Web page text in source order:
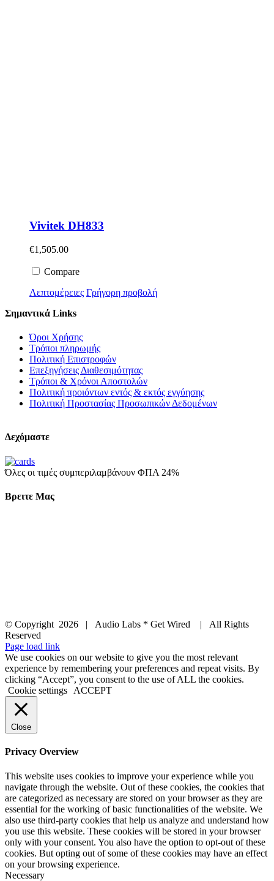
Vivitek DH833
€1,505.00
Compare
Λεπτομέρειες Γρήγορη προβολή
Σημαντικά Links
Όροι Χρήσης
Τρόποι πληρωμής
Πολιτική Επιστροφών
Επεξηγήσεις Διαθεσιμότητας
Τρόποι & Χρόνοι Αποστολών
Πολιτική προιόντων εντός & εκτός εγγύησης
Πολιτική Προστασίας Προσωπικών Δεδομένων
Δεχόμαστε
Όλες οι τιμές συμπεριλαμβάνουν ΦΠΑ 24%
Βρειτε Μας
© Copyright 2026 | Audio Labs * Get Wired | All Rights
Reserved
Facebook
Instagram
YouTube
LinkedIn
X
Page load link
We use cookies on our website to give you the most relevant
experience by remembering your preferences and repeat visits. By
clicking “Accept”, you consent to the use of ALL the cookies.
Cookie settings
ACCEPT
Close
Privacy Overview
This website uses cookies to improve your experience while you
navigate through the website. Out of these cookies, the cookies that
are categorized as necessary are stored on your browser as they are
essential for the working of basic functionalities of the website. We
also use third-party cookies that help us analyze and understand how
you use this website. These cookies will be stored in your browser
only with your consent. You also have the option to opt-out of these
cookies. But opting out of some of these cookies may have an effect
on your browsing experience.
Necessary